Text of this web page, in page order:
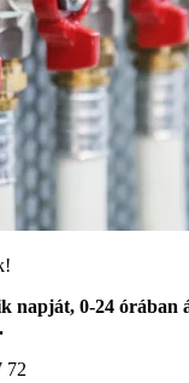
napját, 0-24 órában
72